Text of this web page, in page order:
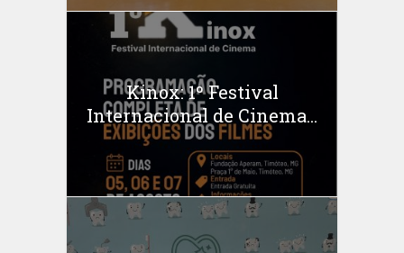
Kinox: 1º Festival
Internacional de Cinema...